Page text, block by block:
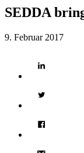
SEDDA
9. Februar 2017